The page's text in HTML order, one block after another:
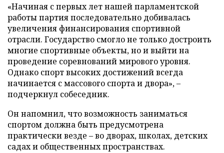
«Начиная с первых лет нашей парламентской
работы партия последовательно добивалась
увеличения финансирования спортивной
отрасли. Государство смогло не только достроить
многие спортивные объекты, но и выйти на
проведение соревнований мирового уровня.
Однако спорт высоких достижений всегда
начинается с массового спорта и двора», –
подчеркнул собеседник.
Он напомнил, что возможность заниматься
спортом должна быть предусмотрена
практически везде – во дворах, школах, детских
садах и общественных пространствах.